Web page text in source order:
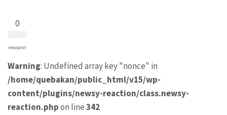
0
newpost
Warning: Undefined array key "nonce" in
/home/quebakan/public_html/v15/wp-
content/plugins/newsy-reaction/class.newsy-
reaction.phpon line342